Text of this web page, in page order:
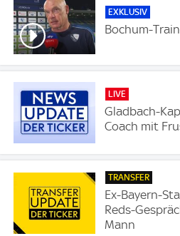
EXKLUSIV
Bochum-
LIVE
Gladbach-
Coach mit
TRANSFER
Ex-Bayern-
Reds-
Mann